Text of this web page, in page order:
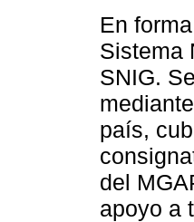
En
Sistema
SNIG.
país,
del
apoyo a